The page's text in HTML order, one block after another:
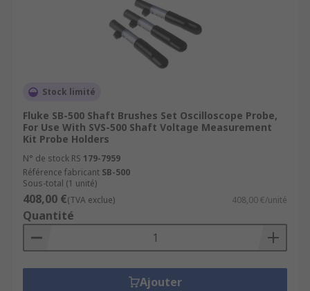
Stock limité
Fluke SB-500 Shaft Brushes Set Oscilloscope Probe,
For Use With SVS-500 Shaft Voltage Measurement
Kit Probe Holders
N° de stock RS 179-7959
Référence fabricant SB-500
Sous-total (1 unité)
408,00 €(TVA exclue) 408,00 €/unité
Quantité
Ajouter